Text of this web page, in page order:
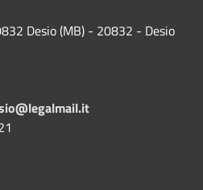
Desio (MB) - 20832 - Desio